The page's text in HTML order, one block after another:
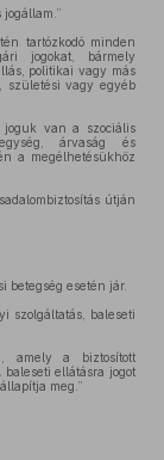
tartózkodó minden
jogokat, bármely
politikai vagy más
születési vagy egyéb
joguk van a szociális
árvaság és
a megélhetésükhöz
útján
betegség esetén jár.
szolgáltatás, baleseti
amely a biztosított
ellátásra jogot
meg.”